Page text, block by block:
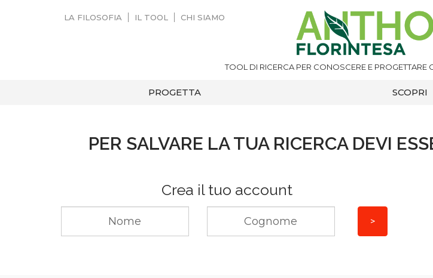
LA FILOSOFIA IL TOOL CHI SIAMO
TOOL DI RICERCA PER CONOSCERE E PROGETTARE
PROGETTA SCOPRI
PER SALVARE LA TUA RICERCA DEVI
Crea il tuo account